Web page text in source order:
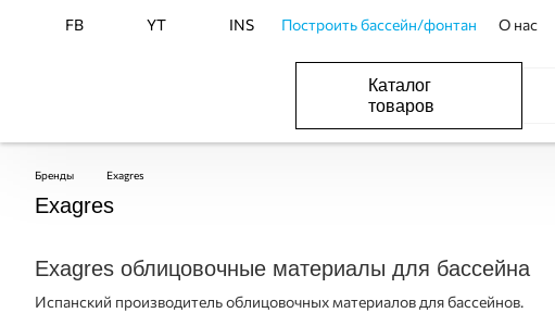
FB YT INS Построить бассейн/фонтан О нас
Каталог
товаров
Бренды Exagres
Exagres
Exagres облицовочные материалы для бассейна
Испанский производитель облицовочных материалов для бассейнов.